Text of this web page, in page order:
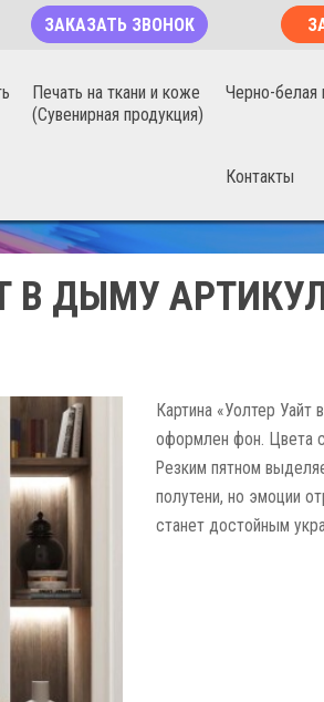
ЗАКАЗАТЬ ЗВОНОК
Печать на ткани и коже
(Сувенирная продукция)
Черно-белая
Контакты
В ДЫМУ
Картина «Уолтер Уайт
оформлен фон. Цвета
Резким пятном
полутени, но эмоции
станет достойным